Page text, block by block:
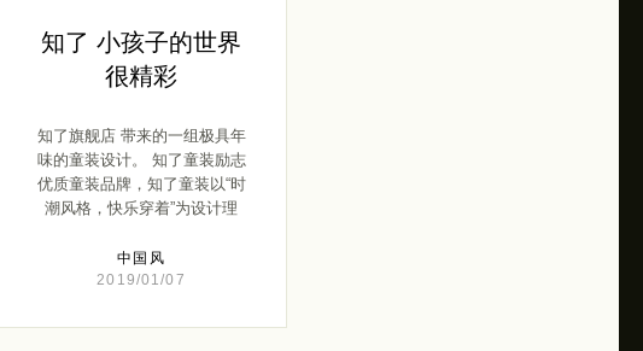
知了 小孩子的世界
很精彩
知了旗舰店 带来的一组极具年
味的童装设计。 知了童装励志
优质童装品牌，知了童装以“时
潮风格，快乐穿着”为设计理
中国风
2019/01/07